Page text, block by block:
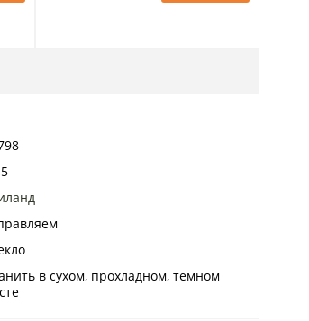
в сухом, прохладном, темном